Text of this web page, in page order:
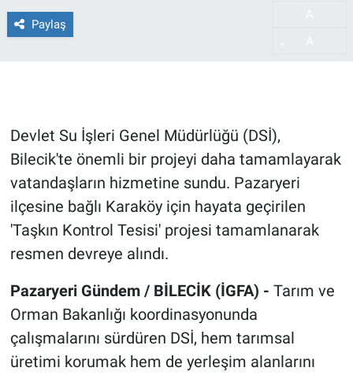
Paylaş
Devlet Su İşleri Genel Müdürlüğü (DSİ),
Bilecik'te önemli bir projeyi daha tamamlayarak
vatandaşların hizmetine sundu. Pazaryeri
ilçesine bağlı Karaköy için hayata geçirilen
'Taşkın Kontrol Tesisi' projesi tamamlanarak
resmen devreye alındı.
Pazaryeri Gündem / BİLECİK (İGFA) - Tarım ve
Orman Bakanlığı koordinasyonunda
çalışmalarını sürdüren DSİ, hem tarımsal
üretimi korumak hem de yerleşim alanlarını